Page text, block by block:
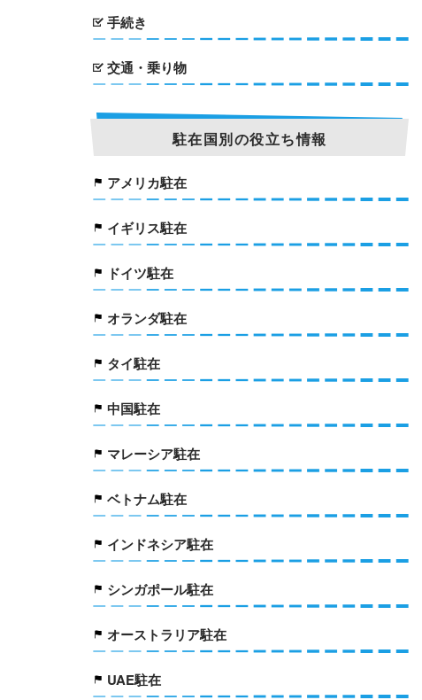
手続き
交通・乗り物
駐在国別の役立ち情報
アメリカ駐在
イギリス駐在
ドイツ駐在
オランダ駐在
タイ駐在
中国駐在
マレーシア駐在
ベトナム駐在
インドネシア駐在
シンガポール駐在
オーストラリア駐在
UAE駐在